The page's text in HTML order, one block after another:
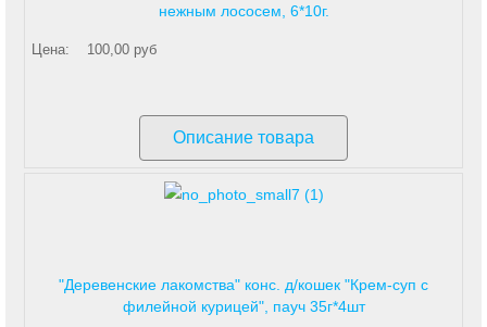
нежным лососем, 6*10г.
Цена: 100,00 руб
Описание товара
"Деревенские лакомства" конс. д/кошек "Крем-суп с
филейной курицей", пауч 35г*4шт